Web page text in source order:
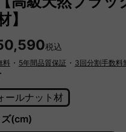
】
税込
料 ・ 5年間品質保証 ・ 3回分割手数料
ールナット材
(cm)